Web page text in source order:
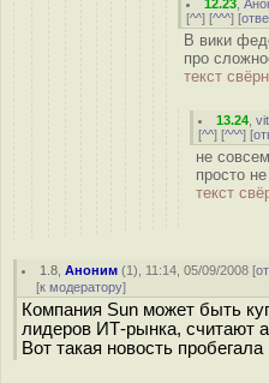
12.23 ,
[^^] [^^^] [
В вики
про
текст
13.24 ,
[^^] [^^^] [
не
просто
текст
1.8 ,Аноним (1), 11:14, 05/09/2008 [
[к модератору]
Компания Sun может быть
лидеров ИТ-рынка, считают
Вот такая новость